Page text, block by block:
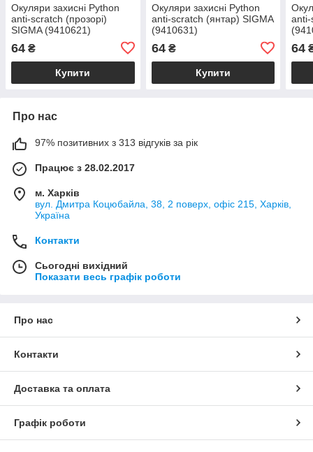
Окуляри захисні Python
anti-scratch (прозорі)
SIGMA (9410621)
64 ₴
Купити
Окуляри захисні Python
anti-scratch (янтар) SIGMA
(9410631)
64₴
Купити
anti-
64
Про нас
97% позитивних з 313 відгуків за рік
Працює з 28.02.2017
м. Харків
вул. Дмитра Коцюбайла, 38, 2 поверх, офіс 215, Харків,
Україна
Контакти
Сьогодні вихідний
Показати весь графік роботи
Про нас
Контакти
Доставка та оплата
Графік роботи